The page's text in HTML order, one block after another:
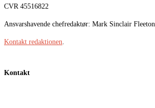
CVR 45516822
Ansvarshavende chefredaktør: Mark Sinclair Fleeton
Kontakt redaktionen
Kontakt